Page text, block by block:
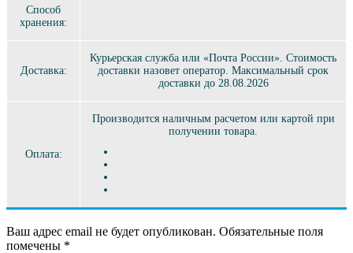
Способ
хранения:
Доставка:
Курьерская служба или «Почта России». Стоимость
доставки назовет оператор. Максимальный срок
доставки до 28.08.2026
Оплата:
Производится наличным расчетом или картой при
получении товара.
Ваш адрес email не будет опубликован. Обязательные поля
помечены *